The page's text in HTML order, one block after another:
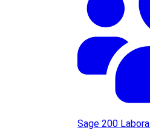
Sage 200 Laboral